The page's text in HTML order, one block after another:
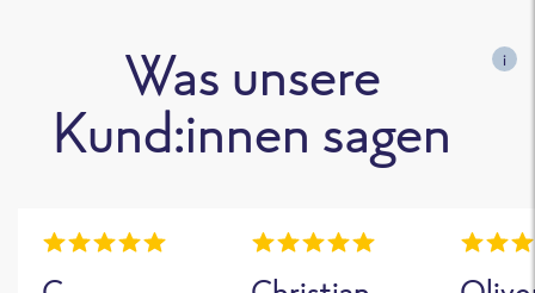
Was unsere
Kund:innen sagen
i